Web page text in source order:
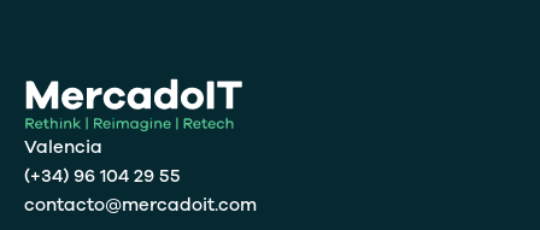
Valencia
(+34) 96 104 29 55
contacto@mercadoit.com